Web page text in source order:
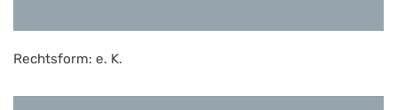
Rechtsform: e. K.